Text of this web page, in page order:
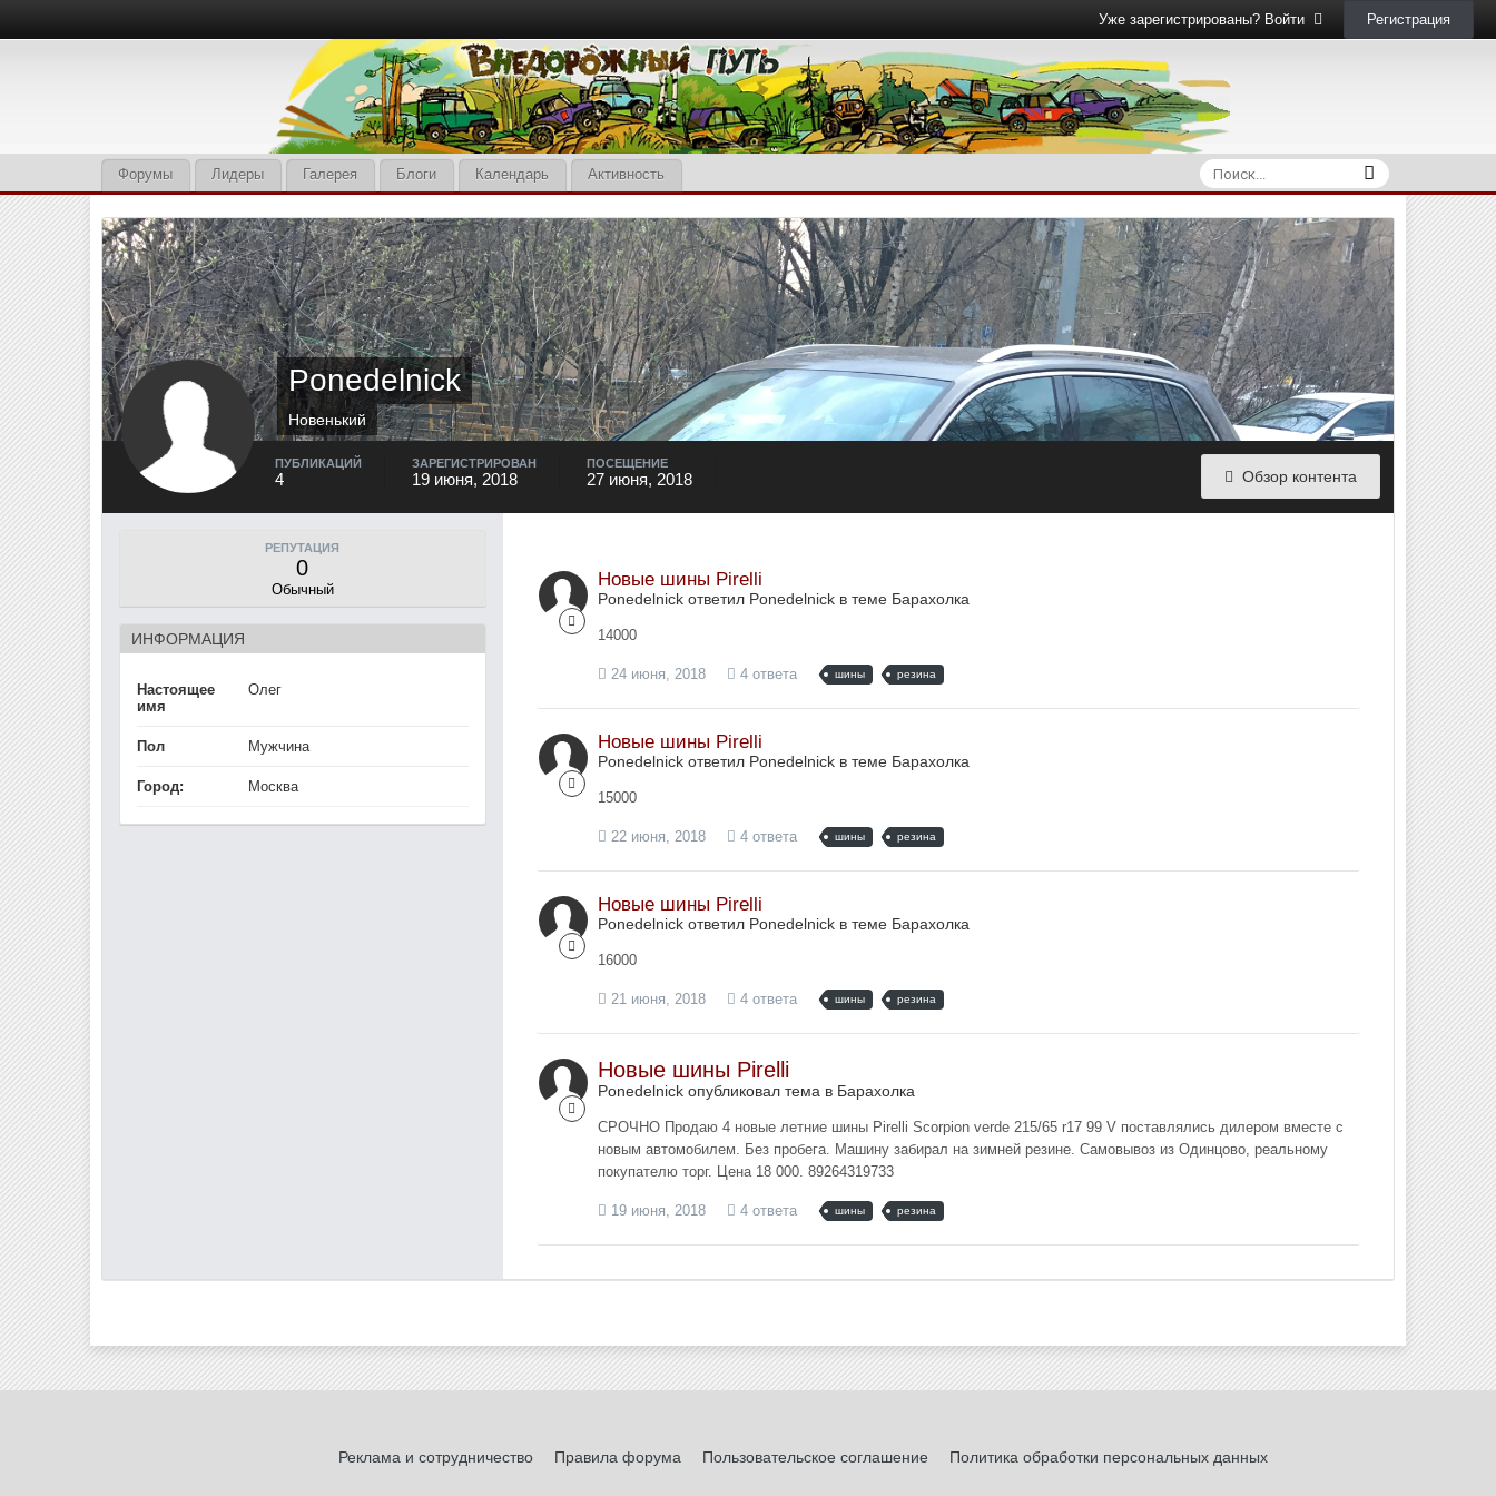
Уже зарегистрированы? Войти Регистрация
Форумы Лидеры Галерея Блоги Календарь Активность
Ponedelnick
Новенький
Обзор контента
ПУБЛИКАЦИЙ
4
ЗАРЕГИСТРИРОВАН
19 июня, 2018
ПОСЕЩЕНИЕ
27 июня, 2018
РЕПУТАЦИЯ
0
Обычный
ИНФОРМАЦИЯ
Настоящее
имя
Олег
Пол Мужчина
Город: Москва
Новые шины Pirelli
Ponedelnick ответил Ponedelnick в теме Барахолка
14000
24 июня, 2018 4 ответа шины резина
Новые шины Pirelli
Ponedelnick ответил Ponedelnick в теме Барахолка
15000
22 июня, 2018 4 ответа шины резина
Новые шины Pirelli
Ponedelnick ответил Ponedelnick в теме Барахолка
16000
21 июня, 2018 4 ответа шины резина
Новые шины Pirelli
Ponedelnick опубликовал тема в Барахолка
СРОЧНО Продаю 4 новые летние шины Pirelli Scorpion verde 215/65 r17 99 V поставлялись дилером вместе с
новым автомобилем. Без пробега. Машину забирал на зимней резине. Самовывоз из Одинцово, реальному
покупателю торг. Цена 18 000. 89264319733
19 июня, 2018 4 ответа шины резина
Реклама и сотрудничество Правила форума Пользовательское соглашение Политика обработки персональных данных